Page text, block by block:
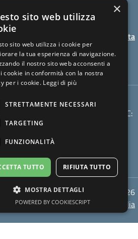
Albo onlinePrivacy Policy
website
Dichiarazioni di accessibilita
Novara (NO) - Tel
NOTF03000B@istruzione.it - PEC:
- Codice iPA:
- Codice univoco fatt.
A7BA2A6
v.1.1 - 01/2026
Concept & Design by Designers Italia
×
sito web utilizza
sito web utilizza i cookie per
la tua esperienza di navigazione.
il nostro sito web acconsenti a
cookie in conformità con la nostra
per i cookie. Leggi di più
STRETTAMENTE NECESSARI
TARGETING
FUNZIONALITÀ
TUTTO RIFIUTA TUTTO
MOSTRA DETTAGLI
POWERED BY COOKIESCRIPT